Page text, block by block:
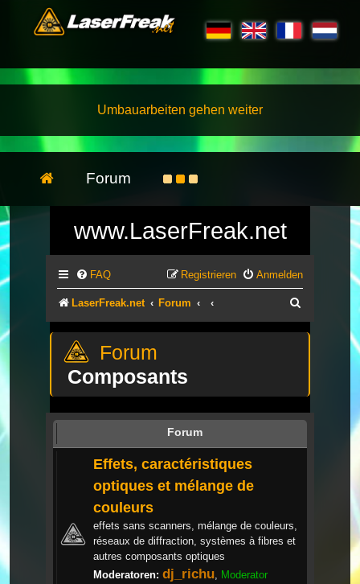
Umbauarbeiten gehen weiter
Forum
www.LaserFreak.net
FAQ Anmelden
Registrieren
LaserFreak.net Forum
Composants
Forum
Effets, caractéristiques
optiques et mélange de
couleurs
effets sans scanners, mélange de couleurs,
réseaux de diffraction, systèmes à fibres et
autres composants optiques
Moderatoren: dj_richu Moderator